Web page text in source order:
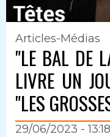
Articles-Médias
"LE BAL DE
LIVRE UN
"LES
29/06/2023 - 13:18